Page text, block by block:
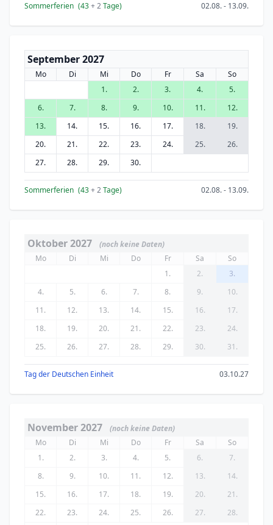
Sommerferien (43+ 2Tage) 02.08. - 13.09.
September 2027
Mo Di Mi Do Fr Sa
So
1.
2. 3. 4.
5.
6.
7. 8. 9. 10. 11.
12.
13.
14. 15. 16. 17. 18.
19.
20.
21. 22. 23. 24. 25.
26.
27.
28. 29. 30.
Sommerferien (43+ 2Tage) 02.08. - 13.09.
Oktober 2027
(noch keine Daten)
Mo
Di Mi Do Fr Sa
So
1.
2.
3.
4.
5. 6. 7. 8. 9.
10.
11.
12. 13. 14. 15. 16.
17.
18.
19. 20. 21. 22. 23.
24.
25.
26. 27. 28. 29. 30. 31.
Tag der Deutschen Einheit 03.10.27
November 2027
(noch keine Daten)
Mo
Di Mi Do Fr Sa
So
1.
2. 3. 4. 5. 6.
7.
8.
9. 10. 11. 12. 13.
14.
15.
16. 17. 18. 19. 20.
21.
22.
23. 24. 25. 26. 27.
28.